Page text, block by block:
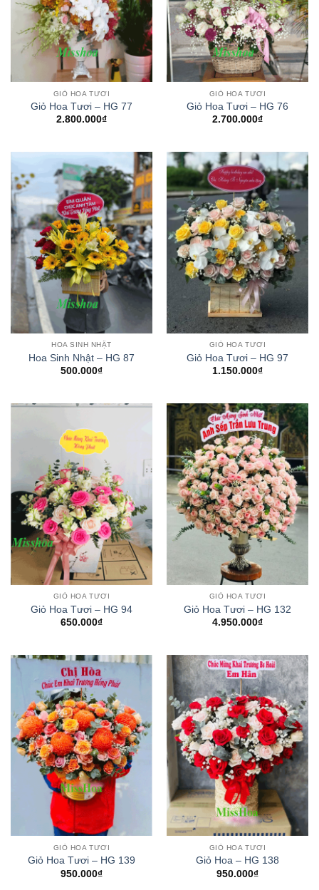
GIỎ HOA TƯƠI
Giỏ Hoa Tươi – HG 77
2.800.000₫
GIỎ HOA TƯƠI
Giỏ Hoa Tươi – HG 76
2.700.000₫
HOA SINH NHẬT
Hoa Sinh Nhật – HG 87
500.000₫
GIỎ HOA TƯƠI
Giỏ Hoa Tươi – HG 97
1.150.000₫
GIỎ HOA TƯƠI
Giỏ Hoa Tươi – HG 94
650.000₫
GIỎ HOA TƯƠI
Giỏ Hoa Tươi – HG 132
4.950.000₫
GIỎ HOA TƯƠI
Giỏ Hoa Tươi – HG 139
950.000₫
GIỎ HOA TƯƠI
Giỏ Hoa – HG 138
950.000₫